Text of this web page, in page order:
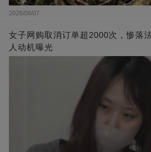
2026/08/07
女子网购取消订单超2000次，惨落
人动机曝光